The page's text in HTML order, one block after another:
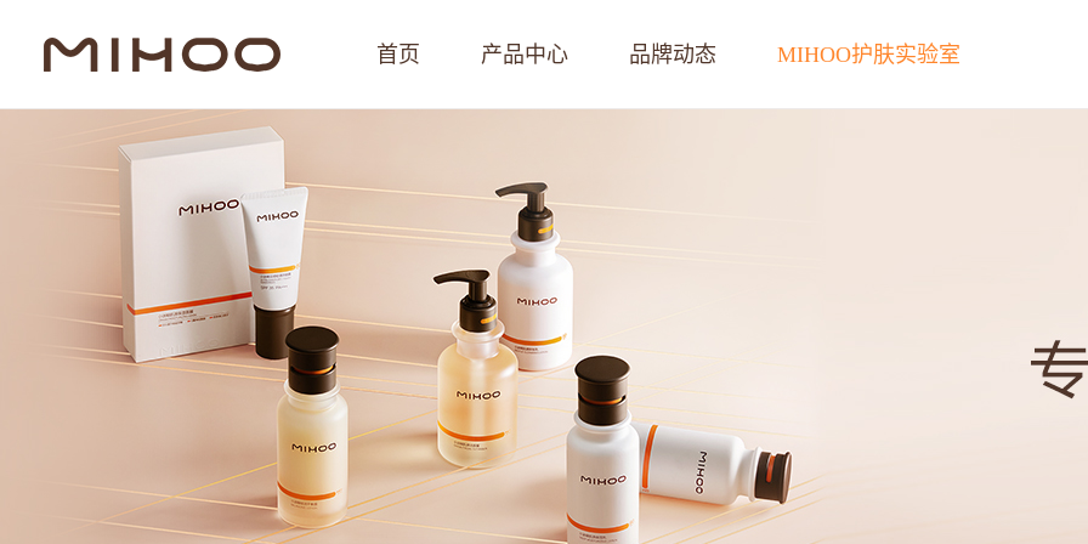
首页 产品中心 品牌动态 MIHOO护肤实验室